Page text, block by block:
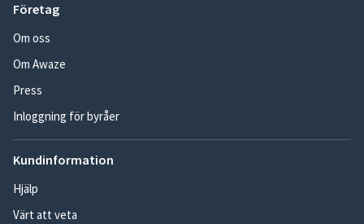
Företag
Om oss
Om Awaze
Press
Inloggning för byråer
Kundinformation
Hjälp
Värt att veta